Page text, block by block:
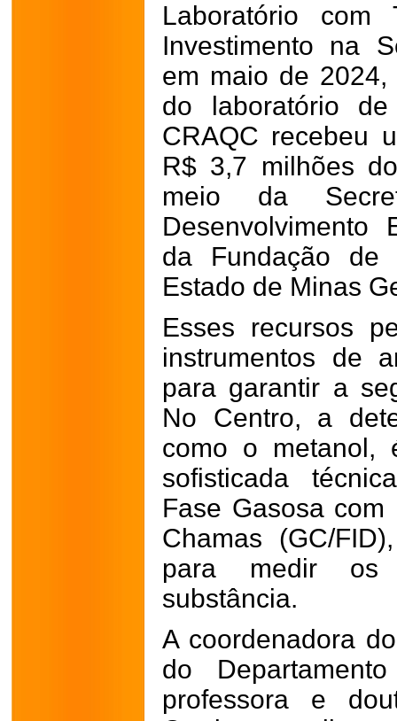
Laboratório com
Investimento na
em maio de 2024,
do laboratório
CRAQC recebeu
R$ 3,7 milhões
meio da
Desenvolvimento
da Fundação de
Estado de Minas
Esses recursos
instrumentos de
para garantir a
No Centro, a
como o metanol,
sofisticada
Fase Gasosa
Chamas (GC/
para medir os
substância.
A coordenadora
do
professora e